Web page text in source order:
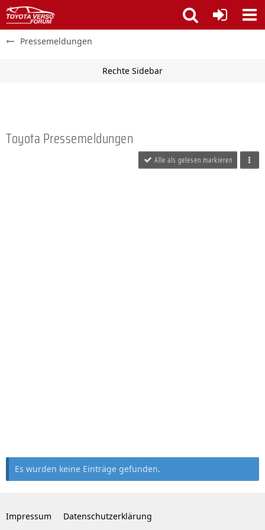
Pressemeldungen
Toyota Pressemeldungen
Alle als gelesen markieren
Es wurden keine Einträge gefunden.
Impressum Datenschutzerklärung